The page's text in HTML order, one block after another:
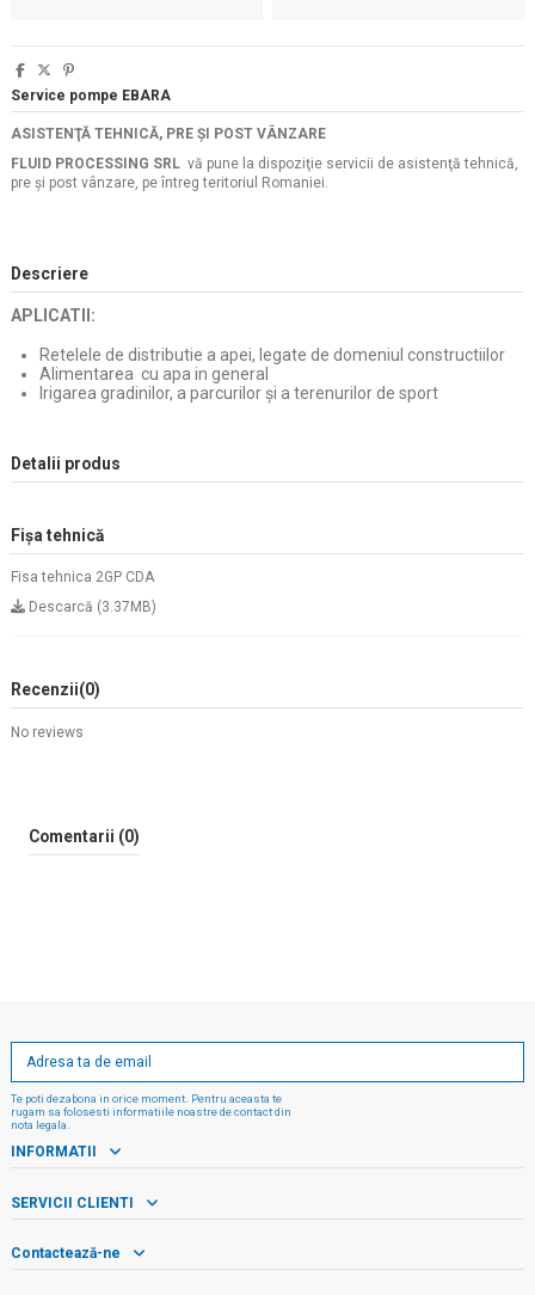
Service pompe EBARA
ASISTENŢĂ TEHNICĂ, PRE ŞI POST VÂNZARE
FLUID PROCESSING SRL vă pune la dispoziţie servicii de asistenţă tehnică,
pre şi post vânzare, pe întreg teritoriul Romaniei.
Descriere
APLICATII:
Retelele de distributie a apei, legate de domeniul constructiilor
Alimentarea cu apa in general
Irigarea gradinilor, a parcurilor și a terenurilor de sport
Detalii produs
Fișa tehnică
Fisa tehnica 2GP CDA
Descarcă (3.37MB)
Recenzii(0)
No reviews
Comentarii (0)
Te poti dezabona in orice moment. Pentru aceasta te
rugam sa folosesti informatiile noastre de contact din
nota legala.
INFORMATII
SERVICII CLIENTI
Contactează-ne